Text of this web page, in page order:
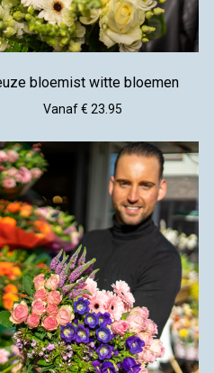
bloemist witte bloemen
Vanaf € 23.95